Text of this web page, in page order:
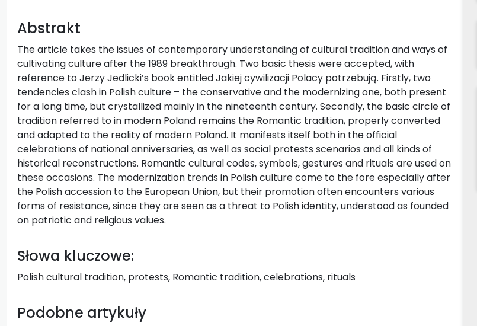
Abstrakt
The article takes the issues of contemporary understanding of cultural tradition and ways of
cultivating culture after the 1989 breakthrough. Two basic thesis were accepted, with
reference to Jerzy Jedlicki’s book entitled Jakiej cywilizacji Polacy potrzebują. Firstly, two
tendencies clash in Polish culture – the conservative and the modernizing one, both present
for a long time, but crystallized mainly in the nineteenth century. Secondly, the basic circle of
tradition referred to in modern Poland remains the Romantic tradition, properly converted
and adapted to the reality of modern Poland. It manifests itself both in the official
celebrations of national anniversaries, as well as social protests scenarios and all kinds of
historical reconstructions. Romantic cultural codes, symbols, gestures and rituals are used on
these occasions. The modernization trends in Polish culture come to the fore especially after
the Polish accession to the European Union, but their promotion often encounters various
forms of resistance, since they are seen as a threat to Polish identity, understood as founded
on patriotic and religious values.
Słowa kluczowe:
Polish cultural tradition, protests, Romantic tradition, celebrations, rituals
Podobne artykuły